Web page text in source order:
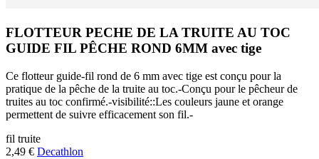
FLOTTEUR PECHE DE LA TRUITE AU TOC
GUIDE FIL PÊCHE ROND 6MM avec tige
Ce flotteur guide-fil rond de 6 mm avec tige est conçu pour la
pratique de la pêche de la truite au toc.-Conçu pour le pêcheur de
truites au toc confirmé.-visibilité::Les couleurs jaune et orange
permettent de suivre efficacement son fil.-
fil truite
2,49 € Decathlon